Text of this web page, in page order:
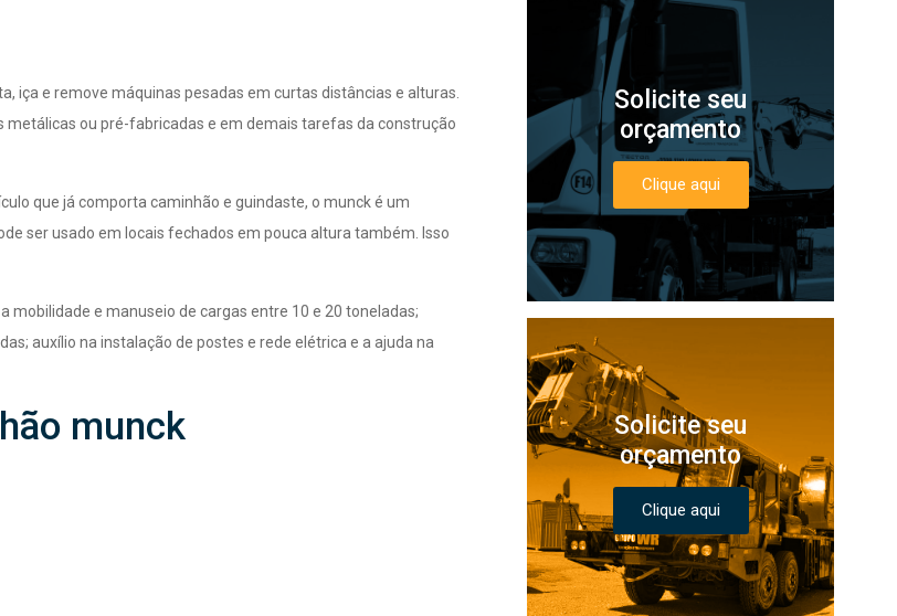
iça e remove máquinas pesadas em curtas distâncias e alturas.
ou pré-fabricadas e em demais tarefas da construção
que já comporta caminhão e guindaste, o munck é um
ser usado em locais fechados em pouca altura também. Isso
mobilidade e manuseio de cargas entre 10 e 20 toneladas;
auxílio na instalação de postes e rede elétrica e a ajuda na
munck
Solicite seu
orçamento
Clique aqui
Solicite seu
orçamento
Clique aqui